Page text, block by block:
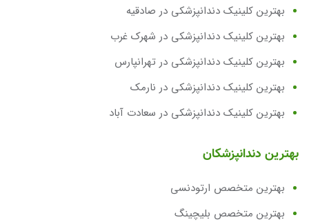
بهترین کلینیک دندانپزشکی در صادقیه
بهترین کلینیک دندانپزشکی در شهرک غرب
بهترین کلینیک دندانپزشکی در تهرانپارس
بهترین کلینیک دندانپزشکی در نارمک
بهترین کلینیک دندانپزشکی در سعادت آباد
بهترین دندانپزشکان
بهترین متخصص ارتودنسی
بهترین متخصص بلیچینگ